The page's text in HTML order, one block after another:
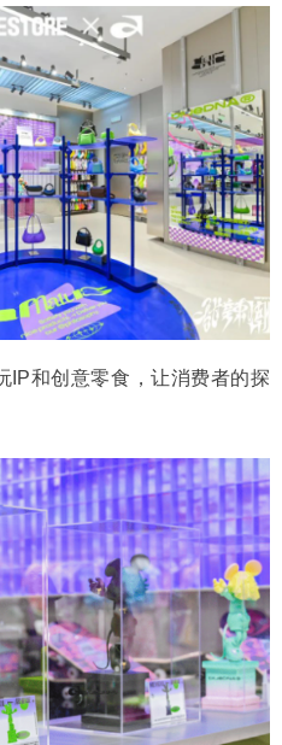
IP和创意零食，让消费者的探